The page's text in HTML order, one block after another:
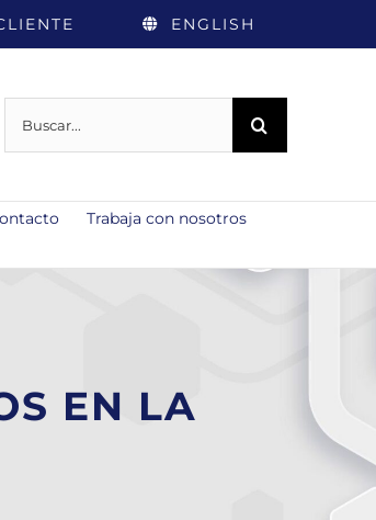
ENGLISH
Trabaja con nosotros
EN LA